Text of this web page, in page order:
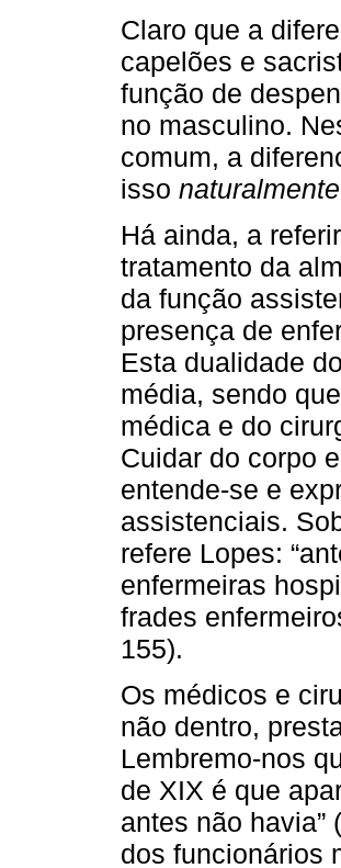
Claro que a
capelões e
função de
no masculino.
comum, a
isso naturalmente
Há ainda, a
tratamento da
da função
presença de
Esta dualidade
média, sendo
médica e do
Cuidar do corpo
entende-se e
assistenciais.
refere Lopes:
enfermeiras
frades
155).
Os médicos e
não dentro,
Lembremo-nos
de XIX é que
antes não havia”
dos funcionários